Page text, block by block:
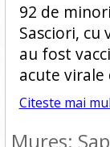
92 de
Sasciori, cu
au fost
acute virale
Citeste mai
Mures: